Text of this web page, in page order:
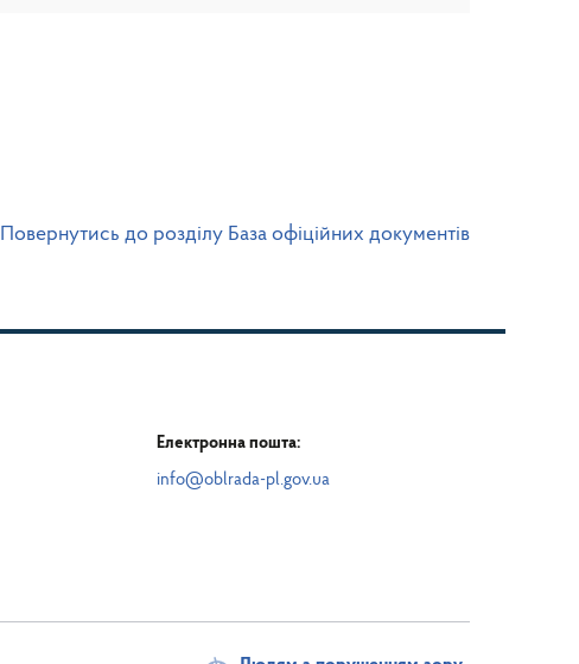
Повернутись до розділу База офіційних документів
Електронна пошта:
info@oblrada-pl.gov.ua